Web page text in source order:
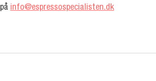
info@espressospecialisten.dk